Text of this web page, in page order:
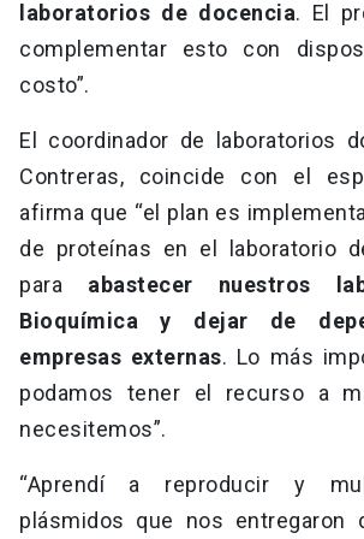
laboratorios de docencia. El
complementar esto con
costo”.
El coordinador de laboratorios
Contreras, coincide con el
afirma que “el plan es
de proteínas en el laboratorio
para abastecer nuestros
Bioquímica y dejar de
empresas externas. Lo más
podamos tener el recurso a
necesitemos”.
“Aprendí a reproducir y
plásmidos que nos entregaron